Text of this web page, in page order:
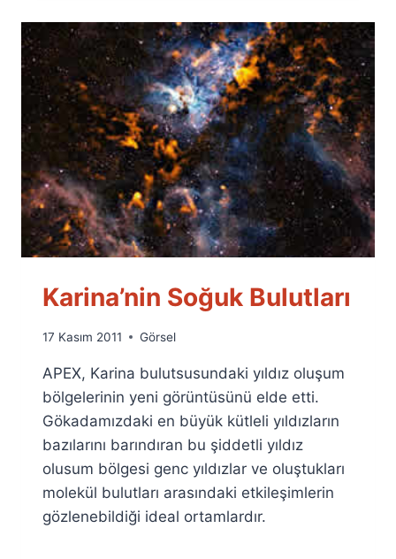
Karina’nin Soğuk Bulutları
By
Fuat
Özyar
17 Kasım 2011 Görsel
APEX, Karina bulutsusundaki yıldız oluşum
bölgelerinin yeni görüntüsünü elde etti.
Gökadamızdaki en büyük kütleli yıldızların
bazılarını barındıran bu şiddetli yıldız
olusum bölgesi genc yıldızlar ve oluştukları
molekül bulutları arasındaki etkileşimlerin
gözlenebildiği ideal ortamlardır.